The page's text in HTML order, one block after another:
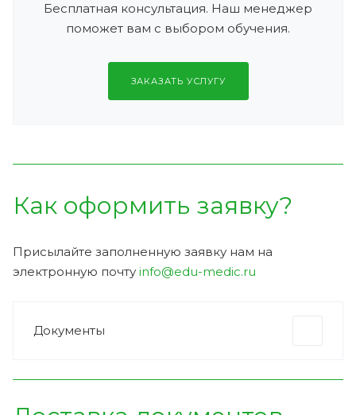
Бесплатная консультация. Наш менеджер
поможет вам с выбором обучения.
ЗАКАЗАТЬ УСЛУГУ
Как оформить заявку?
Присылайте заполненную заявку нам на
электронную почту info@edu-medic.ru
Документы